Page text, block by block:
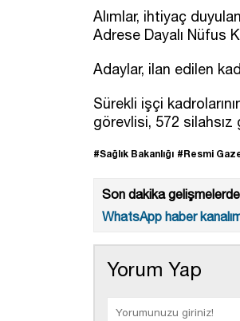
Alımlar, ihtiyaç
Adrese Dayalı Nüfus
Adaylar, ilan edilen
Sürekli işçi
görevlisi, 572 silahsız
#Sağlık Bakanlığı #Resmi
Son dakika
WhatsApp haber
Yorum Yap